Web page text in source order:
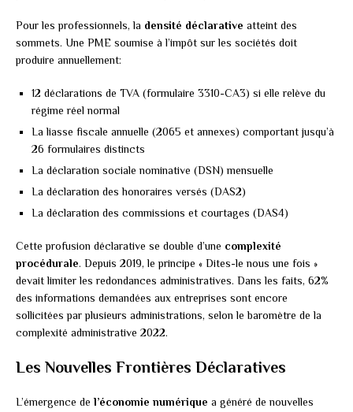
Pour les professionnels, la densité déclarative atteint des
sommets. Une PME soumise à l’impôt sur les sociétés doit
produire annuellement:
12 déclarations de TVA (formulaire 3310-CA3) si elle relève du
régime réel normal
La liasse fiscale annuelle (2065 et annexes) comportant jusqu’à
26 formulaires distincts
La déclaration sociale nominative (DSN) mensuelle
La déclaration des honoraires versés (DAS2)
La déclaration des commissions et courtages (DAS4)
Cette profusion déclarative se double d’une complexité
procédurale. Depuis 2019, le principe « Dites-le nous une fois »
devait limiter les redondances administratives. Dans les faits, 62%
des informations demandées aux entreprises sont encore
sollicitées par plusieurs administrations, selon le baromètre de la
complexité administrative 2022.
Les Nouvelles Frontières Déclaratives
L’émergence de l’économie numérique a généré de nouvelles